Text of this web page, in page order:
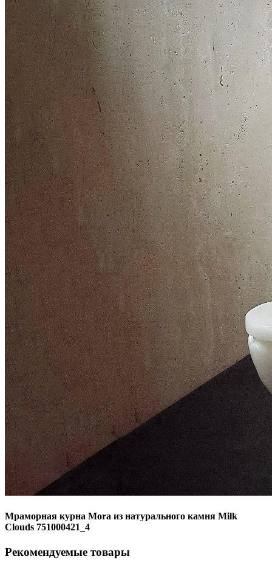
Мраморная курна Mora из натурального камня Milk
Clouds 751000421_4
Рекомендуемые товары